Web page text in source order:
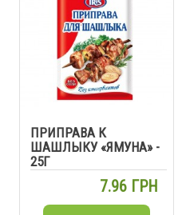
ПРИПРАВА К
ШАШЛЫКУ «ЯМУНА» -
25Г
7.96 ГРН